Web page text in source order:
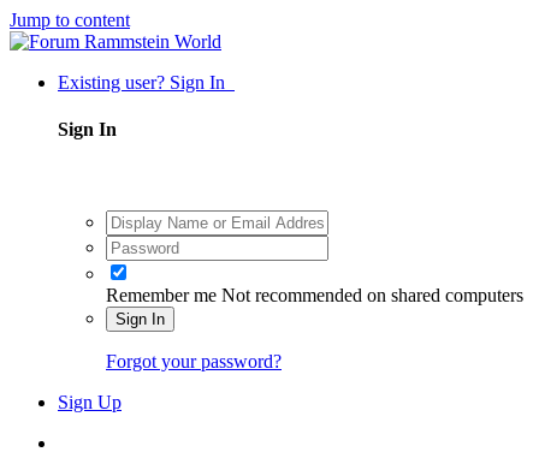
Jump to content
Existing user? Sign In
Sign In
Remember me Not recommended on shared computers
Sign In
Forgot your password?
Sign Up